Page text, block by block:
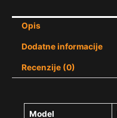
Opis
Dodatne informacije
Recenzije (0)
Model